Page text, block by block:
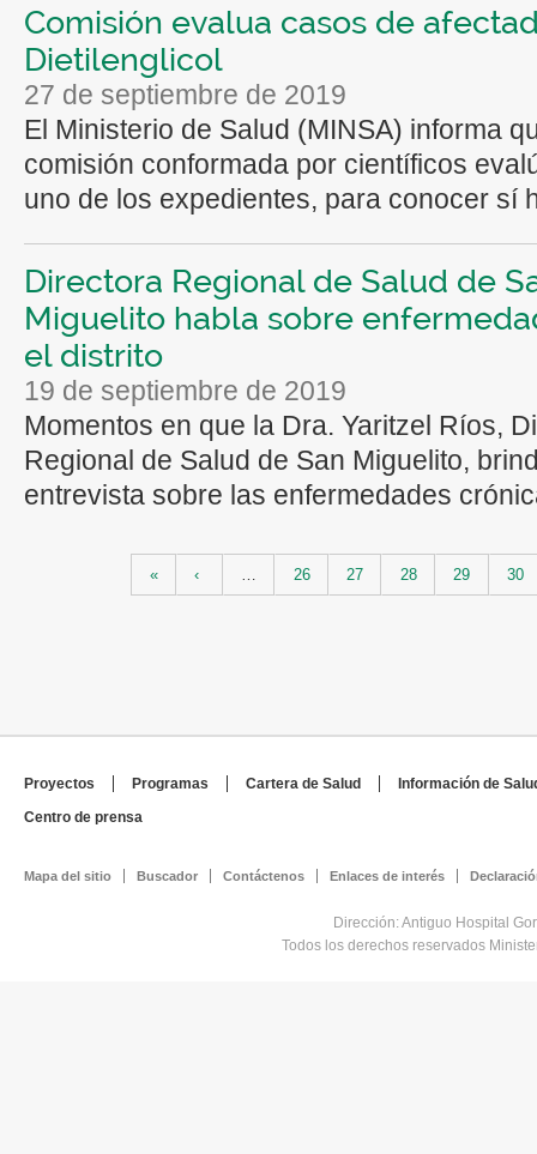
Comisión evalua casos de
Dietilenglicol
27 de septiembre de 2019
El Ministerio de Salud (MINSA) informa
comisión conformada por científicos
uno de los expedientes, para conocer sí
Directora Regional de Salud de
Miguelito habla sobre
el distrito
19 de septiembre de 2019
Momentos en que la Dra. Yaritzel Ríos,
Regional de Salud de San Miguelito,
entrevista sobre las enfermedades
« ‹ 26 27 28 29 30
Proyectos Programas Cartera de Salud
Información de
Centro de prensa
Mapa del sitio Buscador Contáctenos Enlaces de interés
Dirección: Antiguo Hospital
Todos los derechos reservados